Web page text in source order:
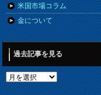
米国市場コラム
金について
過去記事を見る